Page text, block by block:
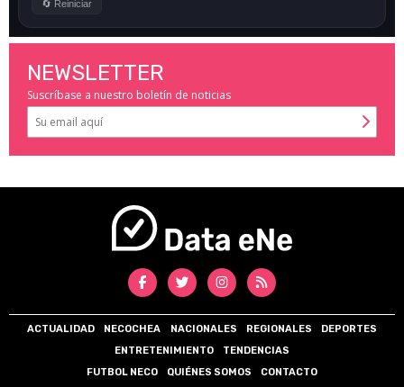
NEWSLETTER
Suscríbase a nuestro boletín de noticias
ACTUALIDAD NECOCHEA NACIONALES REGIONALES
DEPORTES
ENTRETENIMIENTO
TENDENCIAS
FUTBOL NECO
QUIÉNES SOMOS CONTACTO